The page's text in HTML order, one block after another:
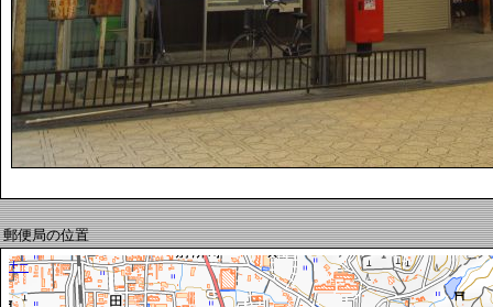
郵便局の位置